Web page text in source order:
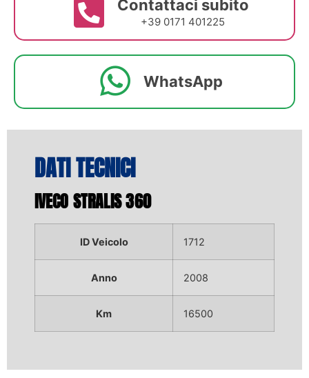
Contattaci subito
+39 0171 401225
WhatsApp
DATI TECNICI
IVECO STRALIS 360
ID Veicolo 1712
Anno 2008
Km 16500